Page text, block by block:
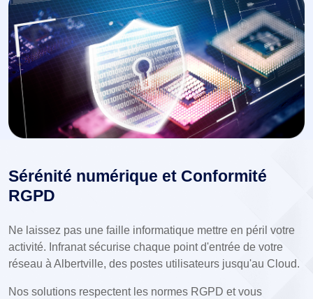
Sérénité numérique et Conformité
RGPD
Ne laissez pas une faille informatique mettre en péril votre
activité. Infranat sécurise chaque point d'entrée de votre
réseau à Albertville, des postes utilisateurs jusqu'au Cloud.
Nos solutions respectent les normes RGPD et vous